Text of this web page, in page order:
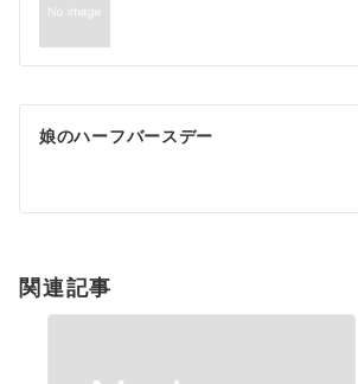
ナ
ビ
ゲ
シ
ン
娘のハーフバースデー
関連記事